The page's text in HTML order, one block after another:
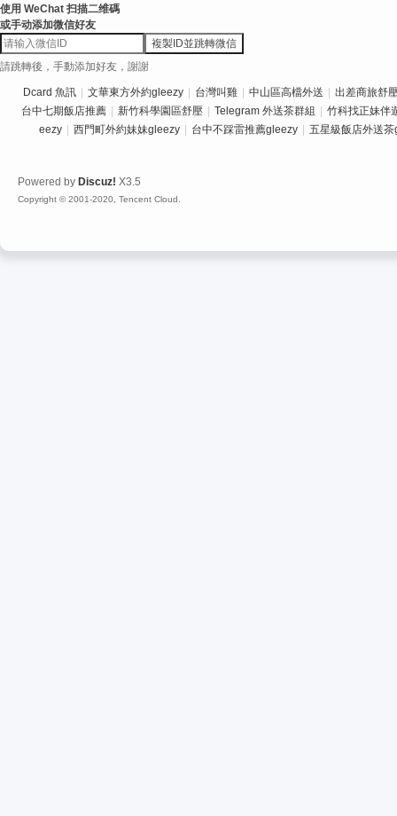
使用 WeChat 扫描二维碼
或手动添加微信好友
複製ID並跳轉微信
請跳轉後，手動添加好友，謝謝
Dcard 魚訊 文華東方外約gleezy 台灣叫雞 中山區高檔外送
出差商旅舒
台中七期飯店推薦
新竹科學園區舒壓 Telegram 外送茶群組
竹科找正妹伴
eezy
西門町外約妹妹gleezy 台中不踩雷推薦gleezy 五星級飯店外送
Powered by Discuz! X3.5
Copyright © 2001-2020, Tencent Cloud.